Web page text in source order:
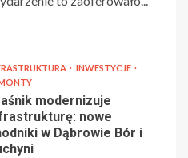
INWESTYCJE
modernizuje
nowe
w Dąbrowie Bór i